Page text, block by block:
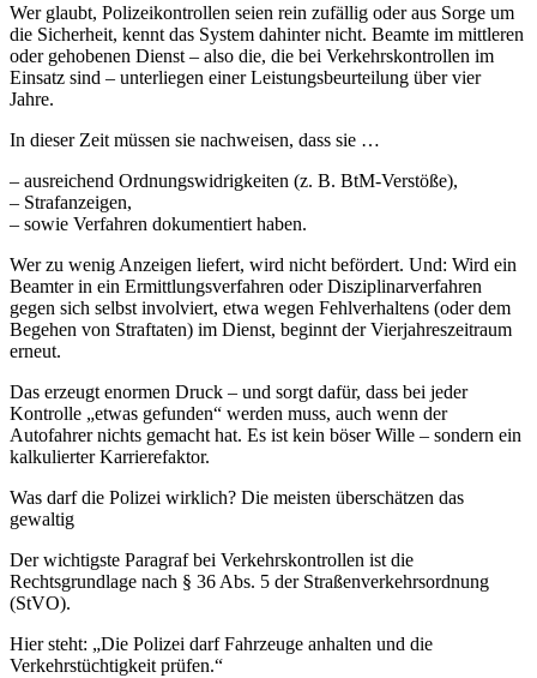
Wer glaubt, Polizeikontrollen seien rein zufällig oder aus Sorge um
die Sicherheit, kennt das System dahinter nicht. Beamte im mittleren
oder gehobenen Dienst – also die, die bei Verkehrskontrollen im
Einsatz sind – unterliegen einer Leistungsbeurteilung über vier
Jahre.
In dieser Zeit müssen sie nachweisen, dass sie …
– ausreichend Ordnungswidrigkeiten (z. B. BtM-Verstöße),
– Strafanzeigen,
– sowie Verfahren dokumentiert haben.
Wer zu wenig Anzeigen liefert, wird nicht befördert. Und: Wird ein
Beamter in ein Ermittlungsverfahren oder Disziplinarverfahren
gegen sich selbst involviert, etwa wegen Fehlverhaltens (oder dem
Begehen von Straftaten) im Dienst, beginnt der Vierjahreszeitraum
erneut.
Das erzeugt enormen Druck – und sorgt dafür, dass bei jeder
Kontrolle „etwas gefunden“ werden muss, auch wenn der
Autofahrer nichts gemacht hat. Es ist kein böser Wille – sondern ein
kalkulierter Karrierefaktor.
Was darf die Polizei wirklich? Die meisten überschätzen das
gewaltig
Der wichtigste Paragraf bei Verkehrskontrollen ist die
Rechtsgrundlage nach § 36 Abs. 5 der Straßenverkehrsordnung
(StVO).
Hier steht: „Die Polizei darf Fahrzeuge anhalten und die
Verkehrstüchtigkeit prüfen.“